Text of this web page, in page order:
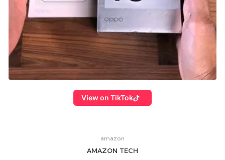
View on TikTok
amazon
AMAZON TECH